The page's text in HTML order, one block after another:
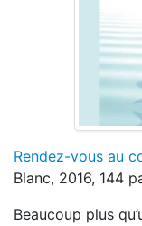
Rendez-vous au
Blanc, 2016, 144
Beaucoup plus